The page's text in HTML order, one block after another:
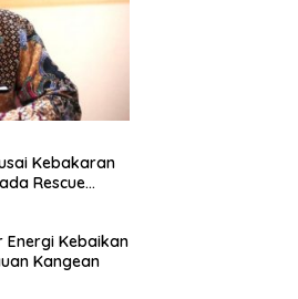
Kebakaran
Rescue
Energi Kebaikan
Kangean